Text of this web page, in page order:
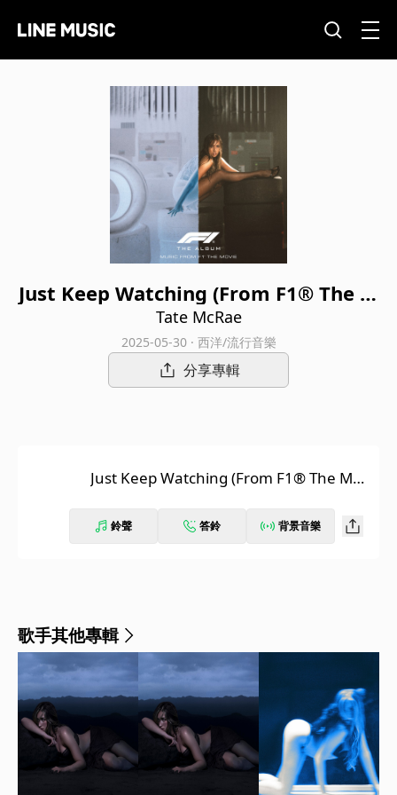
Just Keep Watching (From F1® The M
ovie)
Tate McRae
2025-05-30 · 西洋/流行音樂
分享專輯
Just Keep Watching (From F1® The Mov
鈴聲 答鈴 背景音樂
歌手其他專輯